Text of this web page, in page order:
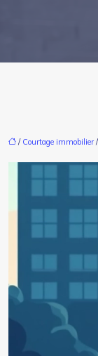
/ Courtage immobilier